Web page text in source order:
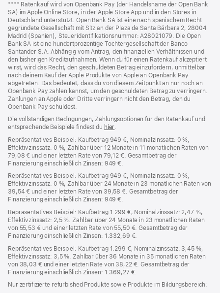
Fußnote
**** Ratenkauf wird von Openbank Pay (der Handelsname der Open Bank
SA) im Apple Online Store, in der Apple Store App und in den Stores in
Deutschland unterstützt. Open Bank SA ist eine nach spanischem Recht
gegründete Gesellschaft mit Sitz an der Plaza de Santa Bárbara 2, 28004
Madrid (Spanien), Steueridentifikationsnummer: A28021079. Die Open
Bank SA ist eine hundertprozentige Tochtergesellschaft der Banco
Santander S.A. Abhängig vom Antrag, den finanziellen Verhältnissen und
den bisherigen Kreditaufnahmen. Wenn du für einen Ratenkauf akzeptiert
wirst, wird das Recht, den geschuldeten Betrag einzufordern, unmittelbar
nach deinem Kauf der Apple Produkte von Apple an Openbank Pay
abgetreten. Das bedeutet, dass du von diesem Zeitpunkt an nur noch an
Openbank Pay zahlen kannst, um den geschuldeten Betrag zu verringern.
Zahlungen an Apple oder Dritte verringern nicht den Betrag, den du
Openbank Pay schuldest.
Die vollständigen Bedingungen, Zahlungsoptionen für den Ratenkauf und
entsprechende Beispiele findest du hier(Öffnet
neues
Fenster)
.
Repräsentatives Beispiel: Kaufbetrag 949 €, Nominalzinssatz: 0 %,
Effektivzinssatz: 0 %, Zahlbar über 12 Monate in 11 monatlichen Raten von
79,08 € und einer letzten Rate von 79,12 €. Gesamtbetrag der
Finanzierung einschließlich Zinsen: 949 €.
Repräsentatives Beispiel: Kaufbetrag 949 €, Nominalzinssatz: 0 %,
Effektivzinssatz: 0 %, Zahlbar über 24 Monate in 23 monatlichen Raten von
39,54 € und einer letzten Rate von 39,58 €. Gesamtbetrag der
Finanzierung einschließlich Zinsen: 949 €.
Repräsentatives Beispiel: Kaufbetrag 1.299 €, Nominalzinssatz: 2,47 %,
Effektivzinssatz: 2,5 %. Zahlbar über 24 Monate in 23 monatlichen Raten
von 55,53 € und einer letzten Rate von 55,50 €. Gesamtbetrag der
Finanzierung einschließlich Zinsen: 1.332,69 €.
Repräsentatives Beispiel: Kaufbetrag 1.299 €, Nominalzinssatz: 3,45 %,
Effektivzinssatz: 3,5 %. Zahlbar über 36 Monate in 35 monatlichen Raten
von 38,03 € und einer letzten Rate von 38,22 €. Gesamtbetrag der
Finanzierung einschließlich Zinsen: 1.369,27 €.
Nur zertifizierte refurbished Produkte sowie Produkte im Bildungsbereich: